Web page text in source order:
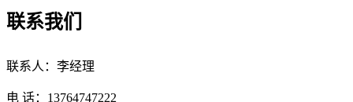
联系我们
联系人：李经理
电 话：13764747222